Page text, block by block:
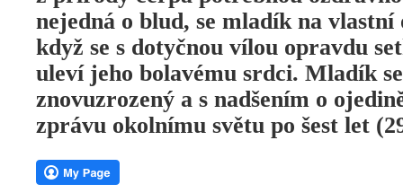
nejedná o blud, se mladík na vlastní
když se s dotyčnou vílou opravdu
uleví jeho bolavému srdci. Mladík
znovuzrozený a s nadšením o
zprávu okolnímu světu po šest let